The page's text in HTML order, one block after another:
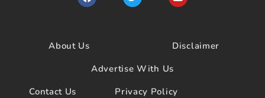
c
o
i
u
e
About Us
Disclaimer
Advertise With Us
Contact Us
Privacy Policy